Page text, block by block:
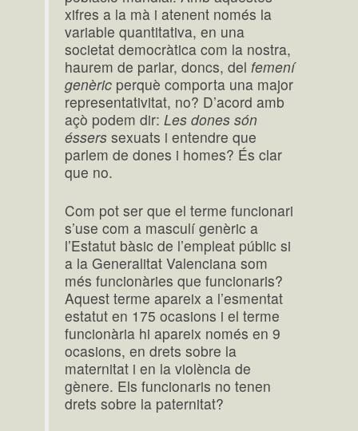
xifres a la mà i atenent només la
variable quantitativa, en una
societat democràtica com la nostra,
haurem de parlar, doncs, del femení
genèric perquè comporta una major
representativitat, no? D’acord amb
açò podem dir:Les dones són
éssers sexuats i entendre que
parlem de dones i homes? És clar
que no.
Com pot ser que el terme funcionari
s’use com a masculí genèric a
l’Estatut bàsic de l’empleat públic si
a la Generalitat Valenciana som
més funcionàries que funcionaris?
Aquest terme apareix a l’esmentat
estatut en 175 ocasions i el terme
funcionària hi apareix només en 9
ocasions, en drets sobre la
maternitat i en la violència de
gènere. Els funcionaris no tenen
drets sobre la paternitat?